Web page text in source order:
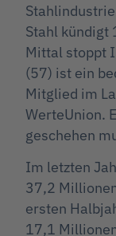
Stahl kündigt
Mittal stoppt
(57) ist ein
Mitglied im
WerteUnion.
geschehen
Im letzten
37,2
ersten
17,1